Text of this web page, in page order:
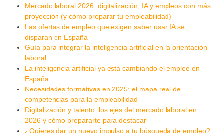
Mercado laboral 2026: digitalización, IA y empleos con más
proyección (y cómo preparar tu empleabilidad)
Las ofertas de empleo que exigen saber usar IA se
disparan en España
Guía para integrar la inteligencia artificial en la orientación
laboral
La inteligencia artificial ya está cambiando el empleo en
España
Necesidades formativas en 2025: el mapa real de
competencias para la empleabilidad
Digitalización y talento: los ejes del mercado laboral en
2026 y cómo prepararte para destacar
¿Quieres dar un nuevo impulso a tu búsqueda de empleo?